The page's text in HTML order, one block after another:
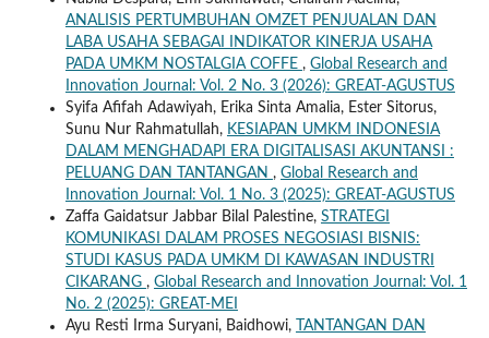
ANALISIS PERTUMBUHAN OMZET PENJUALAN DAN
LABA USAHA SEBAGAI INDIKATOR KINERJA USAHA
PADA UMKM NOSTALGIA COFFE , Global Research and
Innovation Journal: Vol. 2 No. 3 (2026): GREAT-AGUSTUS
Syifa Afifah Adawiyah, Erika Sinta Amalia, Ester Sitorus,
Sunu Nur Rahmatullah, KESIAPAN UMKM INDONESIA
DALAM MENGHADAPI ERA DIGITALISASI AKUNTANSI :
PELUANG DAN TANTANGAN , Global Research and
Innovation Journal: Vol. 1 No. 3 (2025): GREAT-AGUSTUS
Zaffa Gaidatsur Jabbar Bilal Palestine, STRATEGI
KOMUNIKASI DALAM PROSES NEGOSIASI BISNIS:
STUDI KASUS PADA UMKM DI KAWASAN INDUSTRI
CIKARANG , Global Research and Innovation Journal: Vol. 1
No. 2 (2025): GREAT-MEI
Ayu Resti Irma Suryani, Baidhowi,
TANTANGAN DAN